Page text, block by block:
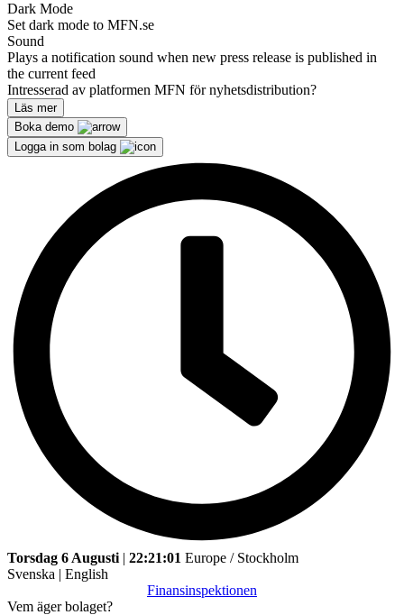
Dark Mode
Set dark mode to MFN.se
Sound
Plays a notification sound when new press release is published in
the current feed
Intresserad av platformen MFN för nyhetsdistribution?
Läs mer
Boka demo
Logga in som bolag
Torsdag 6 Augusti | 22:21:01 Europe / Stockholm
Svenska | English
Finansinspektionen
Vem äger bolaget?